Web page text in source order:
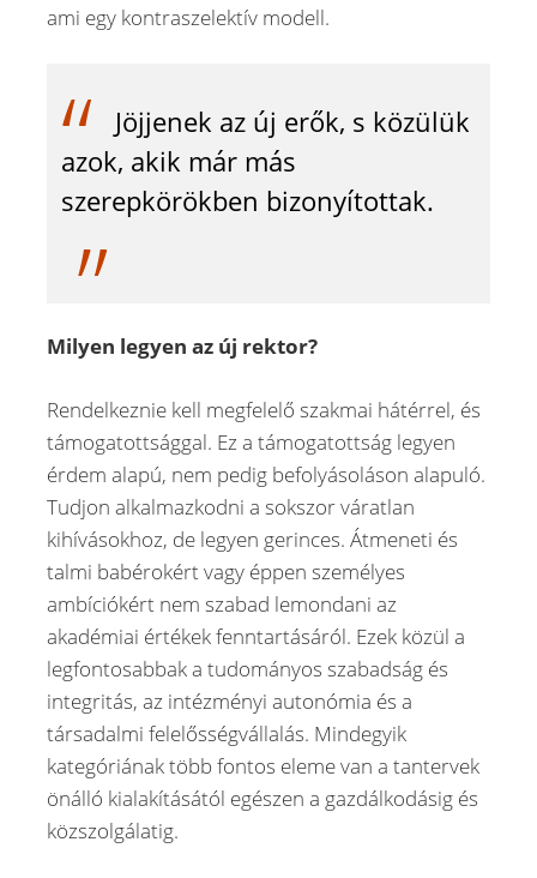
ami egy kontraszelektív modell.
Jöjjenek az új erők, s közülük
azok, akik már más
szerepkörökben bizonyítottak.
Milyen legyen az új rektor?
Rendelkeznie kell megfelelő szakmai hátérrel, és
támogatottsággal. Ez a támogatottság legyen
érdem alapú, nem pedig befolyásoláson alapuló.
Tudjon alkalmazkodni a sokszor váratlan
kihívásokhoz, de legyen gerinces. Átmeneti és
talmi babérokért vagy éppen személyes
ambíciókért nem szabad lemondani az
akadémiai értékek fenntartásáról. Ezek közül a
legfontosabbak a tudományos szabadság és
integritás, az intézményi autonómia és a
társadalmi felelősségvállalás. Mindegyik
kategóriának több fontos eleme van a tantervek
önálló kialakításától egészen a gazdálkodásig és
közszolgálatig.